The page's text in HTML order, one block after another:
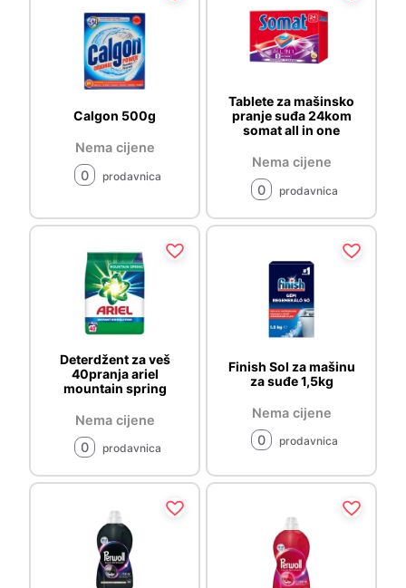
Calgon 500g
Nema cijene
0
prodavnica
Tablete za mašinsko
pranje suđa 24kom
somat all in one
Nema cijene
0
prodavnica
Deterdžent za veš
40pranja ariel
mountain spring
Nema cijene
0
prodavnica
Finish Sol za mašinu
za suđe 1,5kg
Nema cijene
0
prodavnica